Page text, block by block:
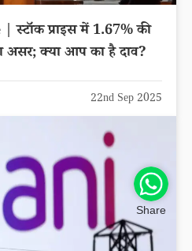
स्टॉक प्राइस में 1.67% की
असर; क्या आप का है दाव?
22nd Sep 2025
Share